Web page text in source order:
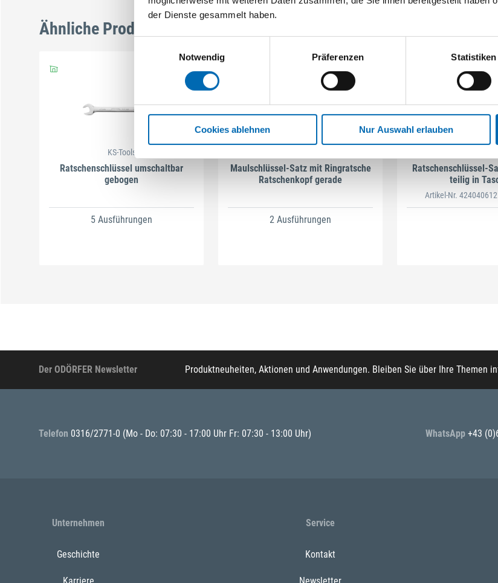
der Dienste gesammelt haben.
Notwendig
Präferenzen Statistiken
Cookies ablehnen Nur Auswahl erlauben
Ähnliche Produkte
KS-Tools
Ratschenschlüssel umschaltbar
gebogen
5 Ausführungen
Maulschlüssel-Satz mit Ringratsche
Ratschenkopf gerade
2 Ausführungen
Ratschenschlüssel-
teilig in
Artikel-Nr.
Der ODÖRFER Newsletter Produktneuheiten, Aktionen und Anwendungen. Bleiben Sie über Ihre Themen
Telefon 0316/2771-0 (Mo - Do: 07:30 - 17:00 Uhr Fr: 07:30 - 13:00 Uhr) WhatsApp +43
Unternehmen
Geschichte
Service
Kontakt